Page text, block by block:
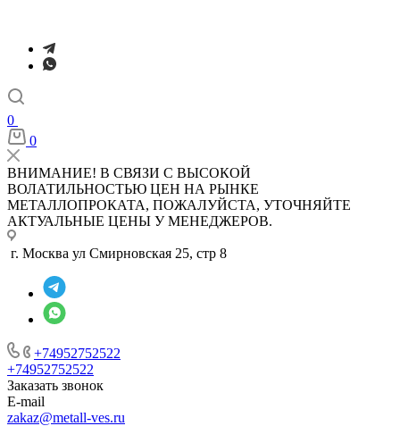
0
0
ВНИМАНИЕ! В СВЯЗИ С ВЫСОКОЙ
ВОЛАТИЛЬНОСТЬЮ ЦЕН НА РЫНКЕ
МЕТАЛЛОПРОКАТА, ПОЖАЛУЙСТА, УТОЧНЯЙТЕ
АКТУАЛЬНЫЕ ЦЕНЫ У МЕНЕДЖЕРОВ.
г. Москва ул Смирновская 25, стр 8
+74952752522
+74952752522
Заказать звонок
E-mail
zakaz@metall-ves.ru